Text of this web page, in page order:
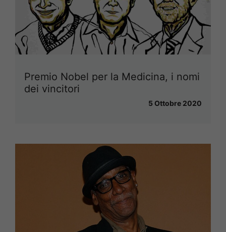
Premio Nobel per la Medicina, i nomi
dei vincitori
5 Ottobre 2020